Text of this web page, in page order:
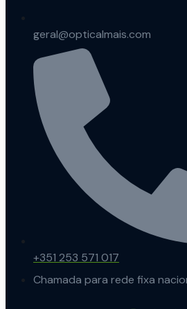
geral@opticalmais.com
+351 253 571 017
Chamada para rede fixa